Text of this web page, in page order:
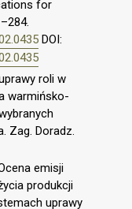
for
DOI:
roli w
warmińsko-
Zag. Doradz.
emisji
produkcji
uprawy